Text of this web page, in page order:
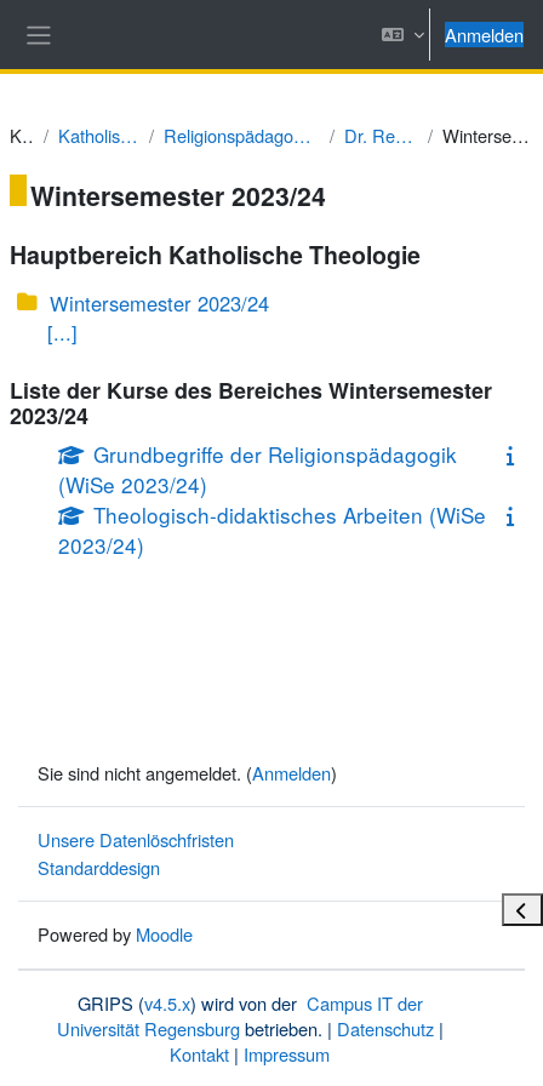
Anmelden
Kurse Katholische Theologie Religionspädagogik und Didaktik des RU Dr. Rebecca Deurer Wintersemester 2023/24
Wintersemester 2023/24
Hauptbereich Katholische Theologie
Wintersemester 2023/24
[...]
Liste der Kurse des Bereiches Wintersemester
2023/24
Grundbegriffe der Religionspädagogik
(WiSe 2023/24)
Theologisch-didaktisches Arbeiten (WiSe
2023/24)
Sie sind nicht angemeldet. (Anmelden)
Unsere Datenlöschfristen
Standarddesign
Powered by Moodle
GRIPS (v4.5.x) wird von der Campus IT der
Universität Regensburgbetrieben. | Datenschutz|
Kontakt | Impressum